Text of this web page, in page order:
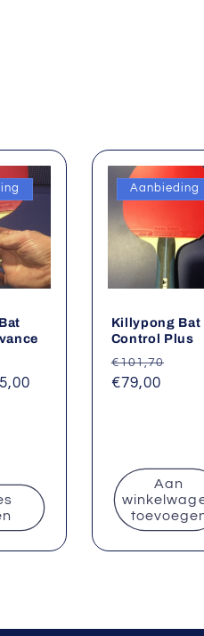
Aanbiedingsprijs
Aanbieding
Killypong Bat
Control Plus
Normale
prijs
€101,70
€79,00
Aan